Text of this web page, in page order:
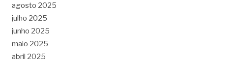
agosto 2025
julho 2025
junho 2025
maio 2025
abril 2025